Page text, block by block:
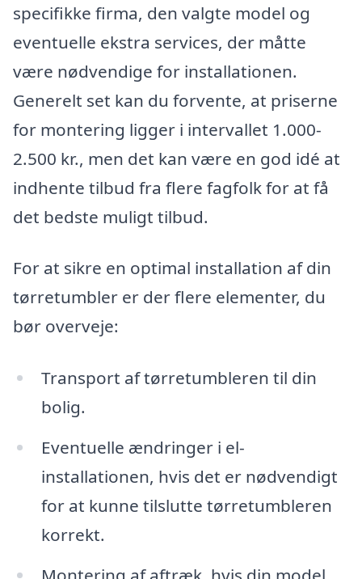
specifikke firma, den valgte model og
eventuelle ekstra services, der måtte
være nødvendige for installationen.
Generelt set kan du forvente, at priserne
for montering ligger i intervallet 1.000-
2.500 kr., men det kan være en god idé at
indhente tilbud fra flere fagfolk for at få
det bedste muligt tilbud.
For at sikre en optimal installation af din
tørretumbler er der flere elementer, du
bør overveje:
Transport af tørretumbleren til din
bolig.
Eventuelle ændringer i el-
installationen, hvis det er nødvendigt
for at kunne tilslutte tørretumbleren
korrekt.